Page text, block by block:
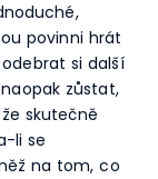
povinni hrát
si další
zůstat,
skutečně
li se
na tom, co